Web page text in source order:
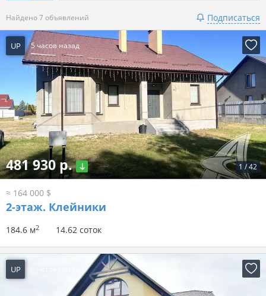
Показать 7 объявлений
Найдено 7 объявлений Подписаться
UP 5 часов назад
1 /42
481 930 р.
≈ 164 000 $
2-этаж. Клейники
184.6 м2 14.62 соток
UP